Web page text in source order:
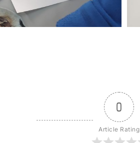
0
Article Rating